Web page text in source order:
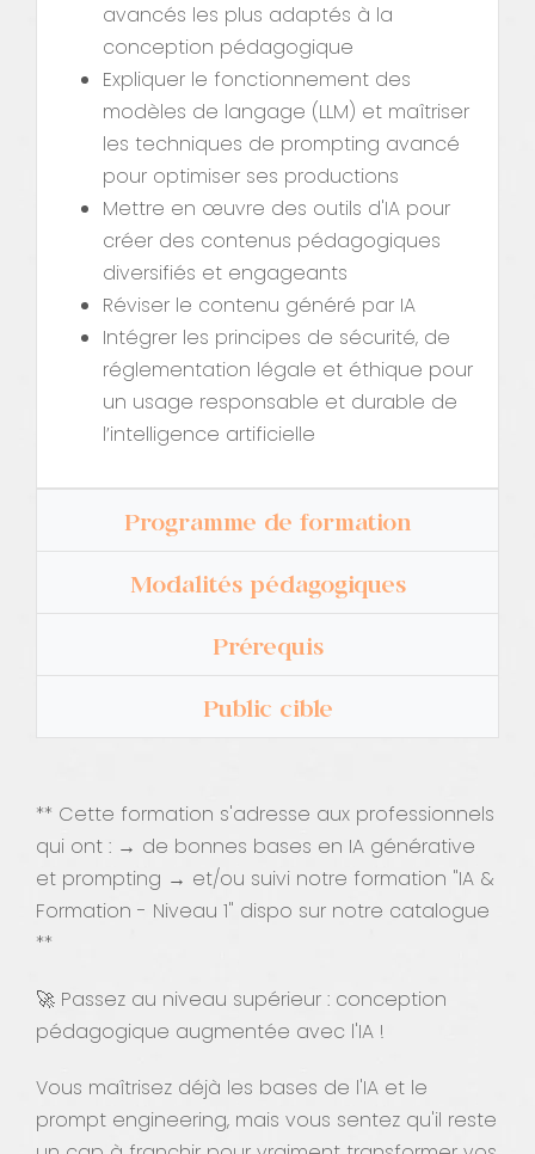
avancés les plus adaptés à la
conception pédagogique
Expliquer le fonctionnement des
modèles de langage (LLM) et maîtriser
les techniques de prompting avancé
pour optimiser ses productions
Mettre en œuvre des outils d'IA pour
créer des contenus pédagogiques
diversifiés et engageants
Réviser le contenu généré par IA
Intégrer les principes de sécurité, de
réglementation légale et éthique pour
un usage responsable et durable de
l’intelligence artificielle
Programme de formation
Modalités pédagogiques
Prérequis
Public cible
** Cette formation s'adresse aux professionnels
qui ont : → de bonnes bases en IA générative
et prompting → et/ou suivi notre formation "IA &
Formation - Niveau 1" dispo sur notre catalogue
**
🚀 Passez au niveau supérieur : conception
pédagogique augmentée avec l'IA !
Vous maîtrisez déjà les bases de l'IA et le
prompt engineering, mais vous sentez qu'il reste